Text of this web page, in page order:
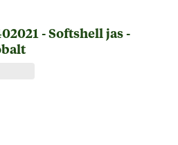
- Softshell jas -